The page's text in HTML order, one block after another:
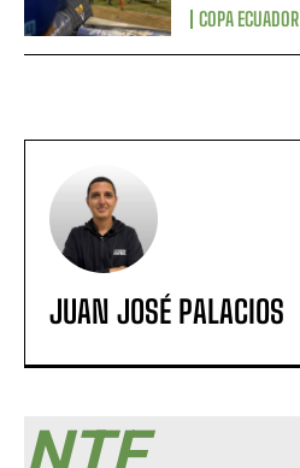
COPA ECUADOR
JUAN JOSÉ PALACIOS